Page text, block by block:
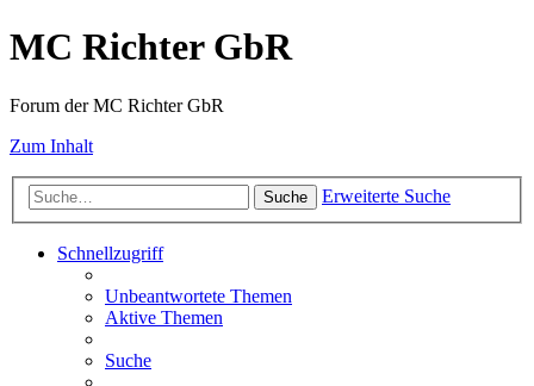
MC Richter GbR
Forum der MC Richter GbR
Zum Inhalt
Suche Erweiterte Suche
Schnellzugriff
Unbeantwortete Themen
Aktive Themen
Suche